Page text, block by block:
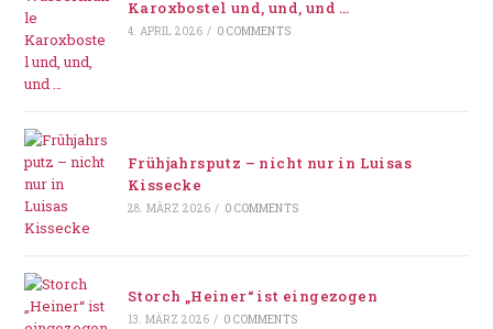
Karoxbostel und, und, und …
4. APRIL 2026 / 0 COMMENTS
Frühjahrsputz – nicht nur in Luisas
Kissecke
28. MÄRZ 2026 / 0 COMMENTS
Storch „Heiner“ ist eingezogen
13. MÄRZ 2026 / 0 COMMENTS